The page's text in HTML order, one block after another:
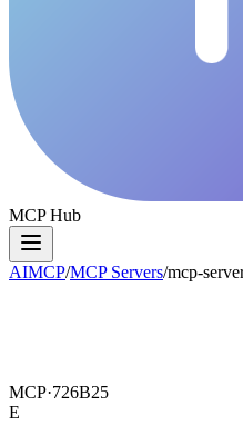
MCP Hub
AIMCP/MCP Servers/mcp-
MCP·726B25
E